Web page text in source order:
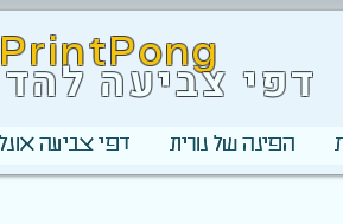
PrintPong
דפי צביעה
הפינה של נורית דפי צביעה